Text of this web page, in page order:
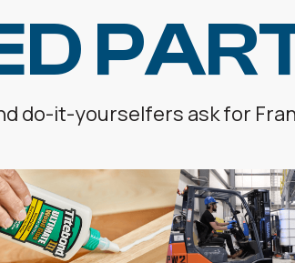
do-it-yourselfers ask for